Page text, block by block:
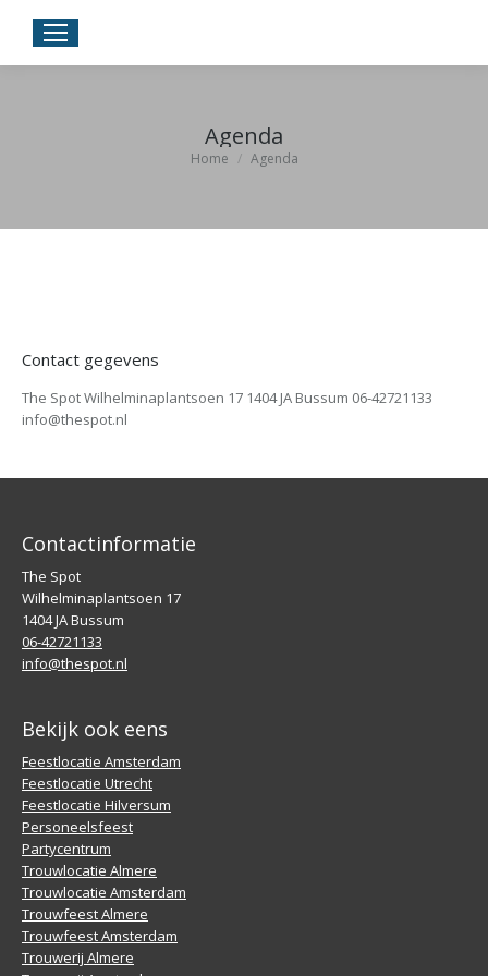
Agenda
Je bent hier:
Home Agenda
Contact gegevens
The Spot Wilhelminaplantsoen 17 1404 JA Bussum 06-42721133
info@thespot.nl
Contactinformatie
The Spot
Wilhelminaplantsoen 17
1404 JA Bussum
06-42721133
info@thespot.nl
Bekijk ook eens
Feestlocatie Amsterdam
Feestlocatie Utrecht
Feestlocatie Hilversum
Personeelsfeest
Partycentrum
Trouwlocatie Almere
Trouwlocatie Amsterdam
Trouwfeest Almere
Trouwfeest Amsterdam
Trouwerij Almere